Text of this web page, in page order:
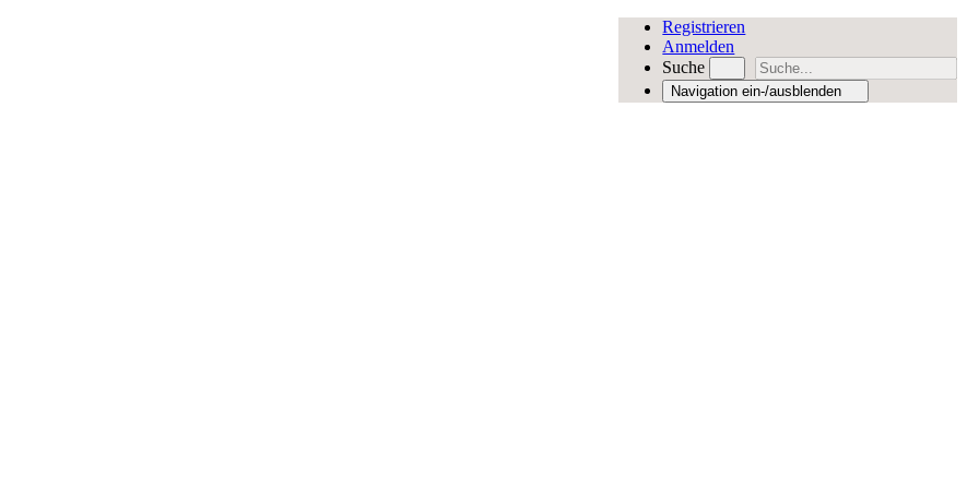
Registrieren
Anmelden
Suche
Navigation ein-/ausblenden